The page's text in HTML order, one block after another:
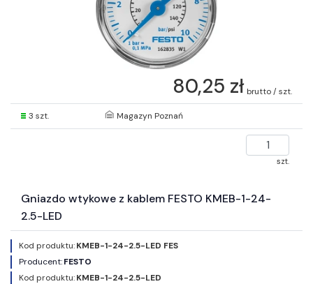
80,25 zł brutto / szt.
3 szt. Magazyn Poznań
szt.
Gniazdo wtykowe z kablem FESTO KMEB-1-24-
2.5-LED
Kod produktu:KMEB-1-24-2.5-LED FES
Producent:FESTO
Kod produktu:KMEB-1-24-2.5-LED